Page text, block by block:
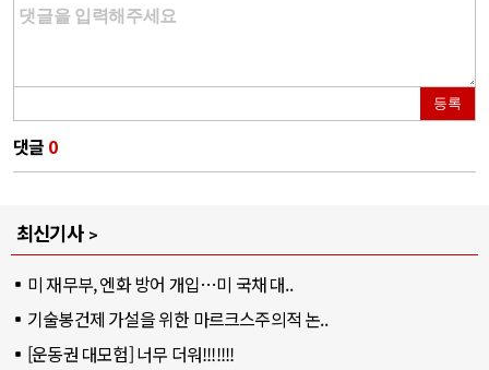
등록
댓글 0
최신기사
미 재무부, 엔화 방어 개입…미 국채 대..
기술봉건제 가설을 위한 마르크스주의적 논..
[운동권 대모험] 너무 더워!!!!!!!